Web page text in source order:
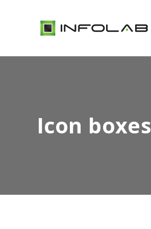
Icon boxes